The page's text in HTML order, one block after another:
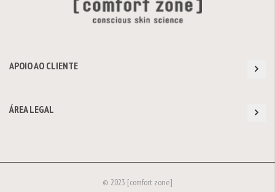
APOIO AO CLIENTE
ÁREA LEGAL
© 2023 [comfort zone]